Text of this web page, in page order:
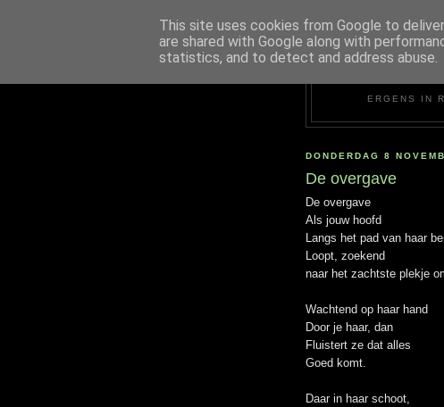
ERGENS IN
DONDERDAG 8
De overgave
De overgave
Als jouw hoofd
Langs het pad van haar
Loopt, zoekend
naar het zachtste plekje
Wachtend op haar hand
Door je haar, dan
Fluistert ze dat alles
Goed komt.
Daar in haar schoot,
This site uses cookies from Google to
are shared with Google along with
statistics, and to detect and address abuse.